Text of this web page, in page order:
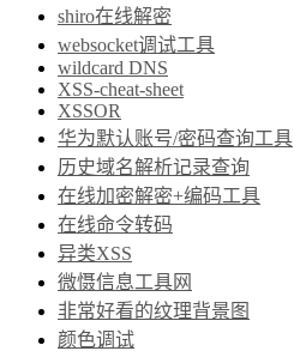
shiro在线解密
websocket调试工具
wildcard DNS
XSS-cheat-sheet
XSSOR
华为默认账号/密码查询工具
历史域名解析记录查询
在线加密解密+编码工具
在线命令转码
异类XSS
微慑信息工具网
非常好看的纹理背景图
颜色调试